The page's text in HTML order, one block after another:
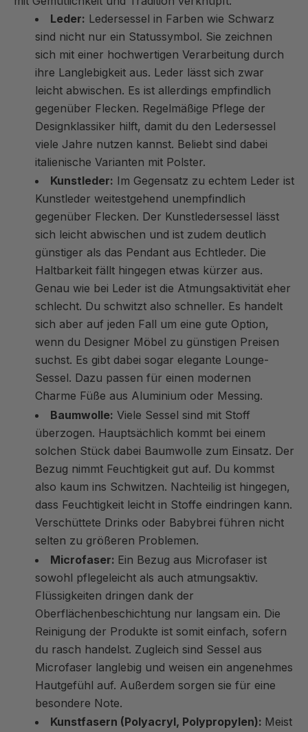
Leder: Ledersessel in Farben wie Schwarz
sind nicht nur ein Statussymbol. Sie zeichnen
sich mit einer hochwertigen Verarbeitung durch
ihre Langlebigkeit aus. Leder lässt sich zwar
leicht abwischen. Es ist allerdings empfindlich
gegenüber Flecken. Regelmäßige Pflege der
Designklassiker hilft, damit du den Ledersessel
viele Jahre nutzen kannst. Beliebt sind dabei
italienische Varianten mit Polster.
Kunstleder: Im Gegensatz zu echtem Leder ist
Kunstleder weitestgehend unempfindlich
gegenüber Flecken. Der Kunstledersessel lässt
sich leicht abwischen und ist zudem deutlich
günstiger als das Pendant aus Echtleder. Die
Haltbarkeit fällt hingegen etwas kürzer aus.
Genau wie bei Leder ist die Atmungsaktivität eher
schlecht. Du schwitzt also schneller. Es handelt
sich aber auf jeden Fall um eine gute Option,
wenn du Designer Möbel zu günstigen Preisen
suchst. Es gibt dabei sogar elegante Lounge-
Sessel. Dazu passen für einen modernen
Charme Füße aus Aluminium oder Messing.
Baumwolle: Viele Sessel sind mit Stoff
überzogen. Hauptsächlich kommt bei einem
solchen Stück dabei Baumwolle zum Einsatz. Der
Bezug nimmt Feuchtigkeit gut auf. Du kommst
also kaum ins Schwitzen. Nachteilig ist hingegen,
dass Feuchtigkeit leicht in Stoffe eindringen kann.
Verschüttete Drinks oder Babybrei führen nicht
selten zu größeren Problemen.
Microfaser: Ein Bezug aus Microfaser ist
sowohl pflegeleicht als auch atmungsaktiv.
Flüssigkeiten dringen dank der
Oberflächenbeschichtung nur langsam ein. Die
Reinigung der Produkte ist somit einfach, sofern
du rasch handelst. Zugleich sind Sessel aus
Microfaser langlebig und weisen ein angenehmes
Hautgefühl auf. Außerdem sorgen sie für eine
besondere Note.
Kunstfasern (Polyacryl, Polypropylen): Meist